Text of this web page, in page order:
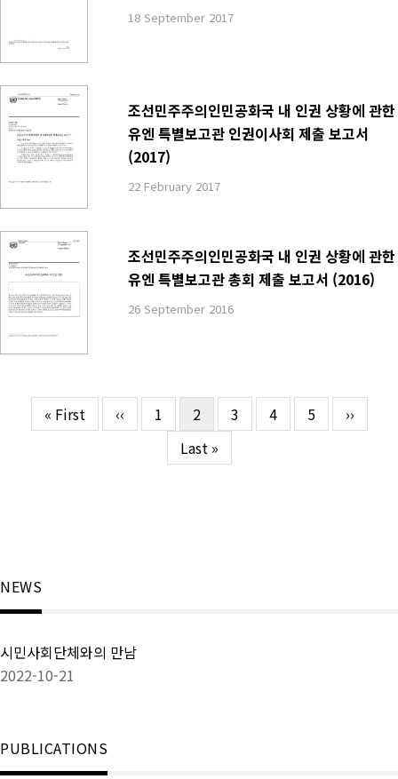
18 September 2017
조선민주주의인민공화국 내 인권 상황에 관한
유엔 특별보고관 인권이사회 제출 보고서
(2017)
22 February 2017
조선민주주의인민공화국 내 인권 상황에 관한
유엔 특별보고관 총회 제출 보고서 (2016)
26 September 2016
First
page
« First
이
전
‹‹ Page
1
현
재
페
2 Page
3 Page
4 Page
5
다
음
››
마
지
Last »
NEWS
시민사회단체와의 만남
2022-10-21
PUBLICATIONS